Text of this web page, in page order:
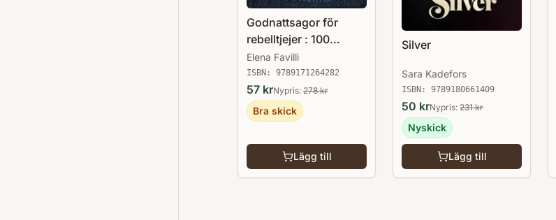
Godnattsagor för
rebelltjejer : 100
berättelser om
fantastiska kvinnor
Elena Favilli
ISBN: 9789171264282
57 krNypris: 278kr
Bra skick
Lägg till
Silver
Sara Kadefors
ISBN: 9789180661409
50 krNypris: 231kr
Nyskick
Lägg till